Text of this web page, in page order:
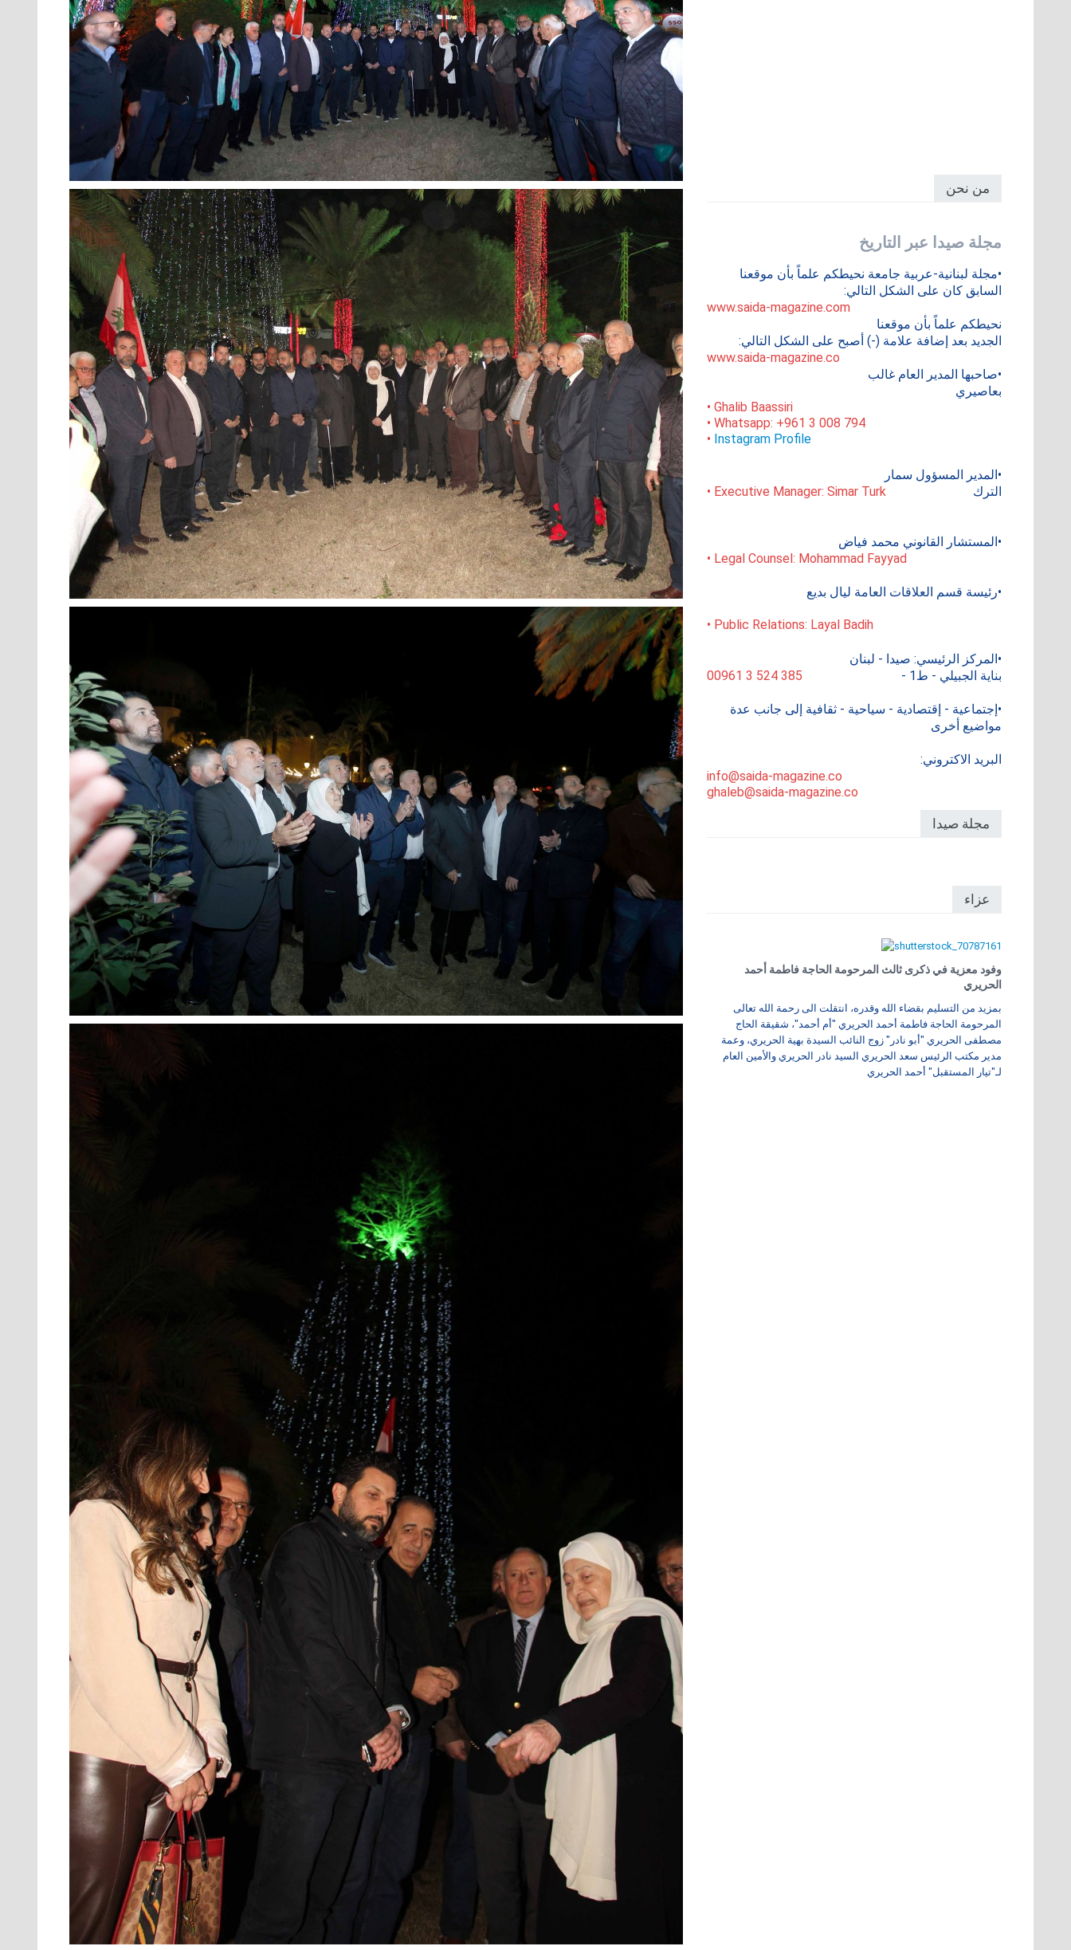
من نحن
مجلة صيدا عبر التاريخ
•مجلة لبنانية-عربية جامعة نحيطكم علماً بأن موقعنا
السابق كان على الشكل التالي:
www.saida-magazine.com
نحيطكم علماً بأن موقعنا
الجديد بعد إضافة علامة (-) أصبح على الشكل التالي:
www.saida-magazine.co
•صاحبها المدير العام غالب
بعاصيري
• Ghalib Baassiri
• Whatsapp: +961 3 008 794
• Instagram Profile
•المدير المسؤول سمار
الترك
• Executive Manager: Simar Turk
•المستشار القانوني محمد فياض
• Legal Counsel: Mohammad Fayyad
•رئيسة قسم العلاقات العامة ليال بديع
• Public Relations: Layal Badih
•المركز الرئيسي: صيدا - لبنان
بناية الجبيلي - ط1 -
00961 3 524 385
•إجتماعية - إقتصادية - سياحية - ثقافية إلى جانب عدة
مواضيع أخرى
البريد الاكتروني:
info@saida-magazine.co
ghaleb@saida-magazine.co
مجلة صيدا
عزاء
وفود معزية في ذكرى ثالث المرحومة الحاجة فاطمة أحمد
الحريري
بمزيد من التسليم بقضاء الله وقدره، انتقلت الى رحمة الله تعالى
المرحومة الحاجة فاطمة أحمد الحريري "أم أحمد"، شقيقة الحاج
مصطفى الحريري "أبو نادر" زوج النائب السيدة بهية الحريري، وعمة
مدير مكتب الرئيس سعد الحريري السيد نادر الحريري والأمين العام
لـ"تيار المستقبل" أحمد الحريري